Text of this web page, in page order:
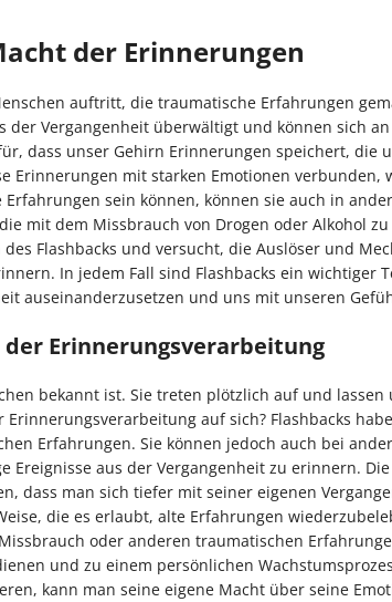
der Erinnerungen
auftritt, die traumatische Erfahrungen
der Vergangenheit überwältigt und können sich
dass unser Gehirn Erinnerungen speichert, die
Erinnerungen mit starken Emotionen verbunden,
sein können, können sie auch in
mit dem Missbrauch von Drogen oder Alkohol
Flashbacks und versucht, die Auslöser und
In jedem Fall sind Flashbacks ein wichtiger
auseinanderzusetzen und uns mit unseren
der Erinnerungsverarbeitung
bekannt ist. Sie treten plötzlich auf und
auf sich? Flashbacks
Erfahrungen. Sie können jedoch auch bei
aus der Vergangenheit zu erinnern.
dass man sich tiefer mit seiner eigenen
die es erlaubt, alte Erfahrungen
oder anderen traumatischen
und zu einem persönlichen
kann man seine eigene Macht über seine